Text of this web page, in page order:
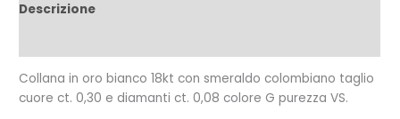
Descrizione
Collana in oro bianco 18kt con smeraldo colombiano taglio
cuore ct. 0,30 e diamanti ct. 0,08 colore G purezza VS.